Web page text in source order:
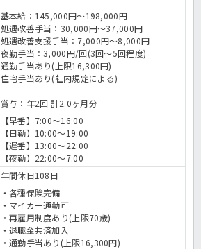
基本給：145,000円～198,000円
処遇改善手当：30,000円～37,000円
処遇改善支援手当：7,000円～8,000円
夜勤手当：3,000円/回(3回～5回程度)
通勤手当あり(上限16,300円)
住宅手当あり(社内規定による)
賞与：年2回 計2.0ヶ月分
【早番】7:00～16:00
【日勤】10:00～19:00
【遅番】13:00～22:00
【夜勤】22:00～7:00
年間休日108日
・各種保険完備
・マイカー通勤可
・再雇用制度あり(上限70歳)
・退職金共済加入
・通勤手当あり(上限16,300円)